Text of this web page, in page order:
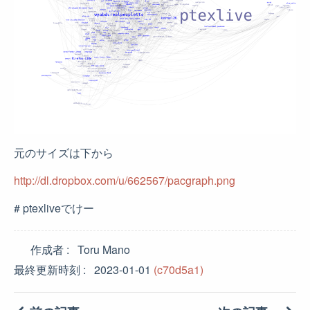
元のサイズは下から
http://dl.dropbox.com/u/662567/pacgraph.png
# ptexliveでけー
作成者
Toru Mano
最終更新時刻
2023-01-01 (c70d5a1)